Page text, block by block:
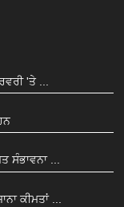
'ਤੇ ...
ਸੰਭਾਵਨਾ ...
ਕੀਮਤਾਂ ...